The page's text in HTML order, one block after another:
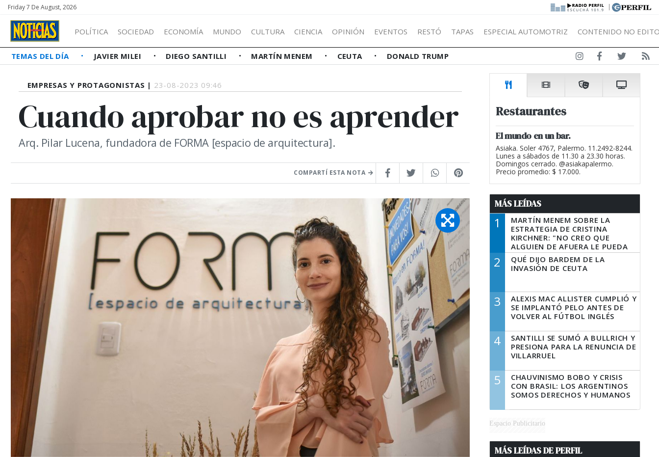
Friday 7 De August, 2026 |
POLÍTICA SOCIEDAD ECONOMÍA MUNDO CULTURA CIENCIA OPINIÓN EVENTOS RESTÓ TAPAS ESPECIAL AUTOMOTRIZ CONTENIDO NO
TEMAS DEL DÍA JAVIER MILEI DIEGO SANTILLI MARTÍN MENEM CEUTA DONALD TRUMP
EMPRESAS Y PROTAGONISTAS | 23-08-2023 09:46
Cuando aprobar no es aprender
Arq. Pilar Lucena, fundadora de FORMA [espacio de arquitectura].
COMPARTÍ ESTA NOTA
Restaurantes
El mundo en un bar.
Asiaka. Soler 4767, Palermo. 11.2492-8244.
Lunes a sábados de 11.30 a 23.30 horas.
Domingos cerrado. @asiakapalermo.
Precio promedio: $ 17.000.
MÁS LEÍDAS
1
MARTÍN MENEM SOBRE LA
ESTRATEGIA DE CRISTINA
KIRCHNER: "NO CREO QUE
ALGUIEN DE AFUERA LE PUEDA
DECIR A LA JUSTICIA LO QUE
TIENE QUE HACER"
2
QUÉ DIJO BARDEM DE LA
INVASIÓN DE CEUTA
3
ALEXIS MAC ALLISTER CUMPLIÓ Y
SE IMPLANTÓ PELO ANTES DE
VOLVER AL FÚTBOL INGLÉS
4
SANTILLI SE SUMÓ A BULLRICH Y
PRESIONA PARA LA RENUNCIA DE
VILLARRUEL
5
CHAUVINISMO BOBO Y CRISIS
CON BRASIL: LOS ARGENTINOS
SOMOS DERECHOS Y HUMANOS
Espacio Publicitario
MÁS LEÍDAS DE PERFIL